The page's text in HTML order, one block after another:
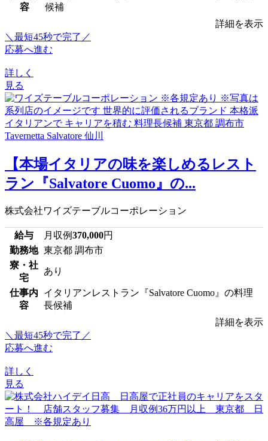
容
候補
詳細を表示
＼最短45秒で完了／
応募へ進む
詳しく
見る
【本場イタリアの味を楽しめるレスト
ラン『Salvatore Cuomo』の...
株式会社ワイズテーブルコーポレーション
給与 月収例370,000円
勤務地 東京都 調布市
寮・社
宅
あり
仕事内
容
イタリアンレストラン『Salvatore Cuomo』の料理
長候補
詳細を表示
＼最短45秒で完了／
応募へ進む
詳しく
見る